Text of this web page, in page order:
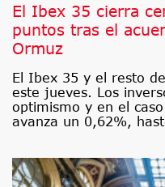
El Ibex 35 cierra
puntos tras el
Ormuz
El Ibex 35 y el resto
este jueves. Los
optimismo y en el
avanza un 0,62%,